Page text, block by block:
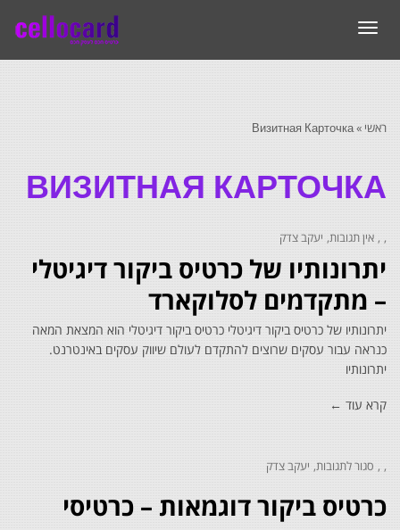
תפריט
ראשי »
Визитная Карточка
ВИЗИТНАЯ КАРТОЧКА
אין תגובות יעקב צדק
יתרונותיו של כרטיס ביקור דיגיטלי
– מתקדמים לסלוקארד
יתרונותיו של כרטיס ביקור דיגיטלי כרטיס ביקור דיגיטלי הוא המצאת המאה
כנראה עבור עסקים שרוצים להתקדם לעולם שיווק עסקים באינטרנט.
יתרונותיו
קרא עוד ←
סגור לתגובות
על
ביקור
דוגמאות
יעקב צדק
כרטיס ביקור דוגמאות – כרטיסי